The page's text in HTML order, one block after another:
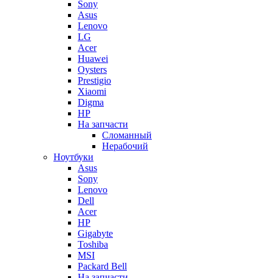
Sony
Asus
Lenovo
LG
Acer
Huawei
Oysters
Prestigio
Xiaomi
Digma
HP
На запчасти
Сломанный
Нерабочий
Ноутбуки
Asus
Sony
Lenovo
Dell
Acer
HP
Gigabyte
Toshiba
MSI
Packard Bell